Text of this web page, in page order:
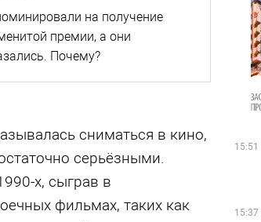
на получение
премии, а они
Почему?
сниматься в кино,
серьёзными.
х, сыграв в
фильмах, таких как
15:51
15:37